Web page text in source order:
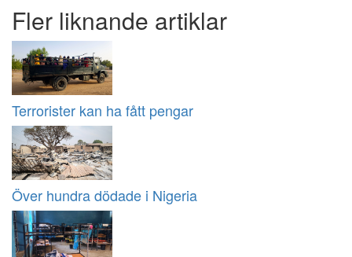
Fler liknande artiklar
Terrorister kan ha fått pengar
Över hundra dödade i Nigeria